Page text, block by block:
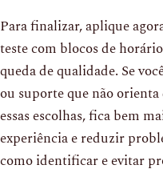
Para finalizar, aplique
teste com blocos de
queda de qualidade. Se
ou suporte que não
essas escolhas, fica bem
experiência e reduzir
como identificar e evitar